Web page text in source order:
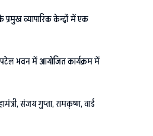
प्रमुख व्यापारिक केन्द्रों में एक
पटेल भवन में आयोजित कार्यक्रम में
संजय गुप्ता, रामकृष्ण, वार्ड